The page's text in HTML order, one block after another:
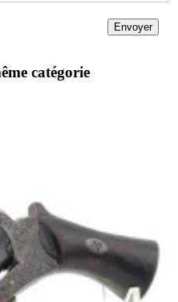
Envoyer
catégorie